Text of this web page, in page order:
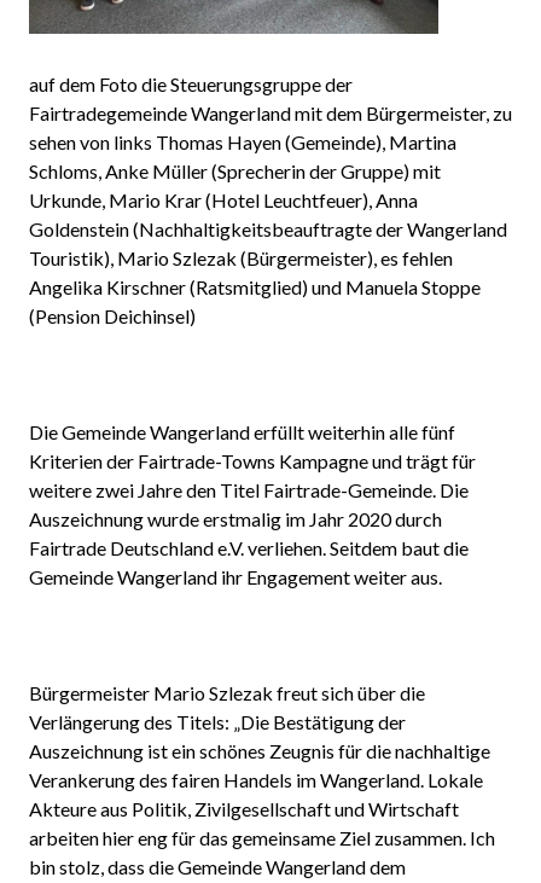
auf dem Foto die Steuerungsgruppe der
Fairtradegemeinde Wangerland mit dem Bürgermeister, zu
sehen von links Thomas Hayen (Gemeinde), Martina
Schloms, Anke Müller (Sprecherin der Gruppe) mit
Urkunde, Mario Krar (Hotel Leuchtfeuer), Anna
Goldenstein (Nachhaltigkeitsbeauftragte der Wangerland
Touristik), Mario Szlezak (Bürgermeister), es fehlen
Angelika Kirschner (Ratsmitglied) und Manuela Stoppe
(Pension Deichinsel)
Die Gemeinde Wangerland erfüllt weiterhin alle fünf
Kriterien der Fairtrade-Towns Kampagne und trägt für
weitere zwei Jahre den Titel Fairtrade-Gemeinde. Die
Auszeichnung wurde erstmalig im Jahr 2020 durch
Fairtrade Deutschland e.V. verliehen. Seitdem baut die
Gemeinde Wangerland ihr Engagement weiter aus.
Bürgermeister Mario Szlezak freut sich über die
Verlängerung des Titels: „Die Bestätigung der
Auszeichnung ist ein schönes Zeugnis für die nachhaltige
Verankerung des fairen Handels im Wangerland. Lokale
Akteure aus Politik, Zivilgesellschaft und Wirtschaft
arbeiten hier eng für das gemeinsame Ziel zusammen. Ich
bin stolz, dass die Gemeinde Wangerland dem